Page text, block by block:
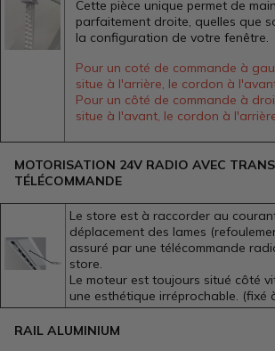
Cette pièce unique permet de
parfaitement droite, quelles que
la configuration de votre fenêtre.
Pour un coté de commande à
situe à l'arrière, le cordon à
Pour un côté de commande à
situe à l'avant, le cordon à
MOTORISATION 24V RADIO AVEC
TÉLÉCOMMANDE
Le store est à raccorder au
déplacement des lames
assuré par une télécommande
store.
Le moteur est toujours situé côté
une esthétique irréprochable. (fixé
RAIL ALUMINIUM